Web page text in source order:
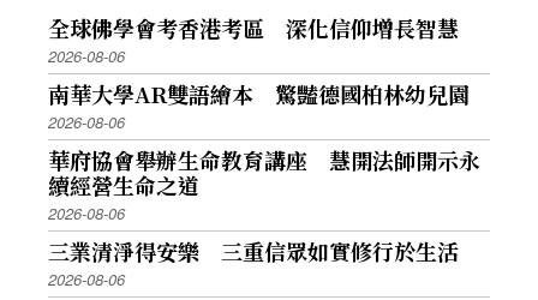
全球佛學會考香港考區 深化信仰增長智慧
2026-08-06
南華大學AR雙語繪本 驚豔德國柏林幼兒園
2026-08-06
華府協會舉辦生命教育講座 慧開法師開示永
續經營生命之道
2026-08-06
三業清淨得安樂 三重信眾如實修行於生活
2026-08-06